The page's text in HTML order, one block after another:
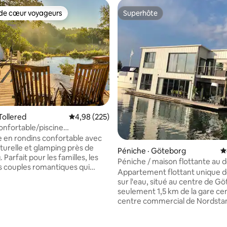
5, 213 commentaires
cœur voyageurs parmi les plus aimés
cœur voyageurs
Note moyenne de 4,98 sur 5, 225
4,98 (225)
piscine
à remous/près de
en rondins confortable avec
et glamping près de
Parfait pour les familles, les
couples romantiques qui
Superhôte
Superhôte
Péniche · Göteborg
Péniche / maison flottante au
unique
Appartement flottant unique
sur l'eau, situé au centre de
seulement 1,5 km de la gare
centre commercial de